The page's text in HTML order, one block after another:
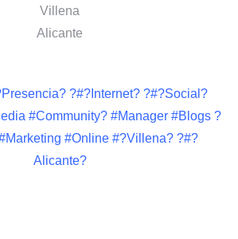
Villena
Alicante
?#?Internet? ?#?Social?
#Community? #Manager #Blogs ?
#Online #?Villena? ?#?
Alicante?